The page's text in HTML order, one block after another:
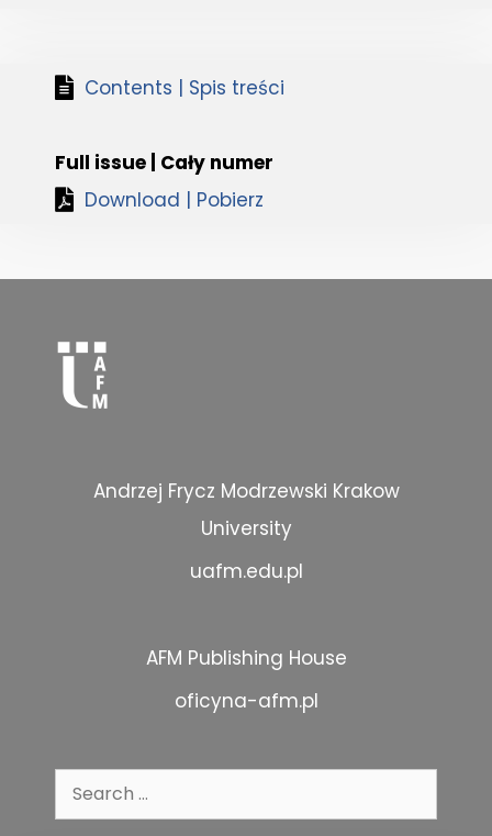
Contents | Spis treści
Full issue | Cały numer
Download | Pobierz
Andrzej Frycz Modrzewski Krakow
University
uafm.edu.pl
AFM Publishing House
oficyna-afm.pl
Search
for: